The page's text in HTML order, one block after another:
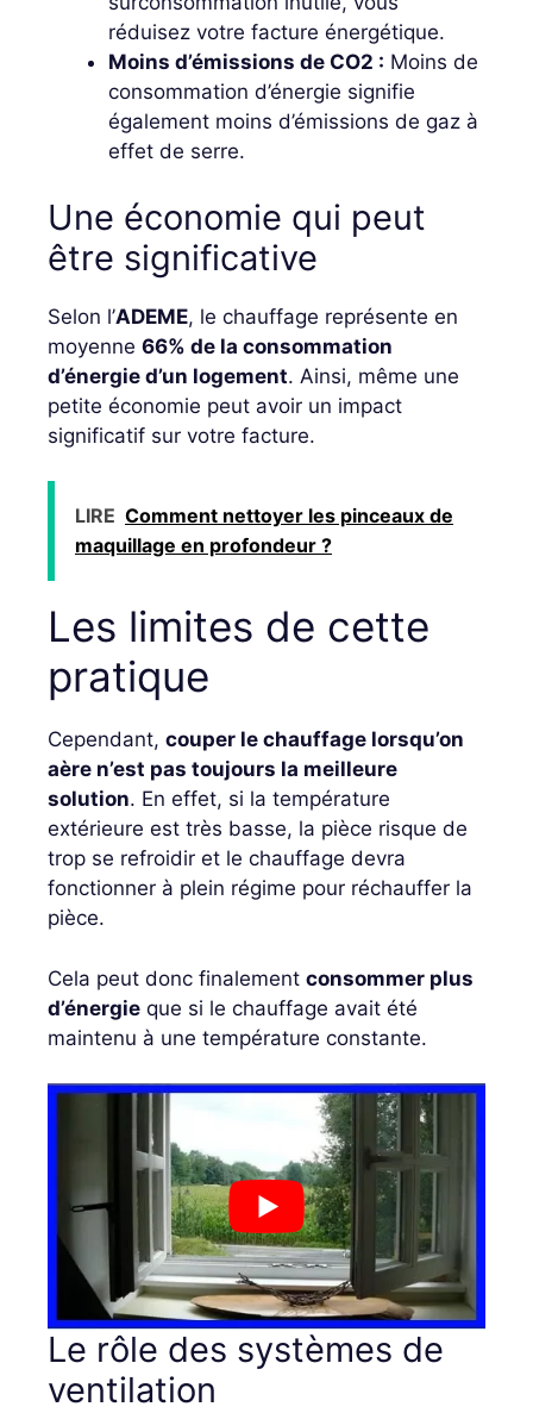
réduisez votre facture énergétique.
Moins d’émissions de CO2 : Moins de
consommation d’énergie signifie
également moins d’émissions de gaz à
effet de serre.
Une économie qui peut
être significative
Selon l’ADEME, le chauffage représente en
moyenne 66% de la consommation
d’énergie d’un logement. Ainsi, même une
petite économie peut avoir un impact
significatif sur votre facture.
LIRE Comment nettoyer les pinceaux de
maquillage en profondeur ?
Les limites de cette
pratique
Cependant, couper le chauffage lorsqu’on
aère n’est pas toujours la meilleure
solution. En effet, si la température
extérieure est très basse, la pièce risque de
trop se refroidir et le chauffage devra
fonctionner à plein régime pour réchauffer la
pièce.
Cela peut donc finalement consommer plus
d’énergie que si le chauffage avait été
maintenu à une température constante.
Le rôle des systèmes de
ventilation